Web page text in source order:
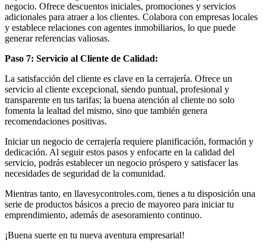
negocio. Ofrece descuentos iniciales, promociones y servicios
adicionales para atraer a los clientes. Colabora con empresas locales
y establece relaciones con agentes inmobiliarios, lo que puede
generar referencias valiosas.
Paso 7: Servicio al Cliente de Calidad:
La satisfacción del cliente es clave en la cerrajería. Ofrece un
servicio al cliente excepcional, siendo puntual, profesional y
transparente en tus tarifas; la buena atención al cliente no solo
fomenta la lealtad del mismo, sino que también genera
recomendaciones positivas.
Iniciar un negocio de cerrajería requiere planificación, formación y
dedicación. Al seguir estos pasos y enfocarte en la calidad del
servicio, podrás establecer un negocio próspero y satisfacer las
necesidades de seguridad de la comunidad.
Mientras tanto, en llavesycontroles.com, tienes a tu disposición una
serie de productos básicos a precio de mayoreo para iniciar tu
emprendimiento, además de asesoramiento continuo.
¡Buena suerte en tu nueva aventura empresarial!